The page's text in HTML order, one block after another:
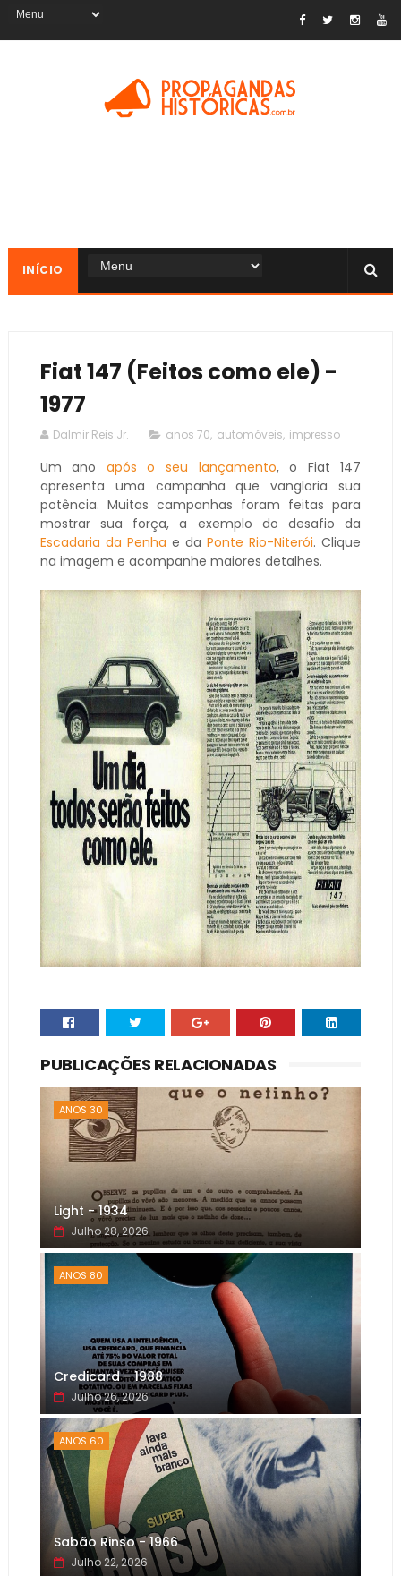
INÍCIO
Fiat 147 (Feitos como ele) -
1977
Dalmir Reis Jr. anos 70, automóveis, impresso
Um ano após o seu lançamento, o Fiat 147
apresenta uma campanha que vangloria sua
potência. Muitas campanhas foram feitas para
mostrar sua força, a exemplo do desafio da
Escadaria da Penha e daPonte Rio-Niterói. Clique
na imagem e acompanhe maiores detalhes.
PUBLICAÇÕES RELACIONADAS
ANOS 30
Light - 1934
Julho 28, 2026
ANOS 80
Credicard - 1988
Julho 26, 2026
ANOS 60
Sabão Rinso - 1966
Julho 22, 2026